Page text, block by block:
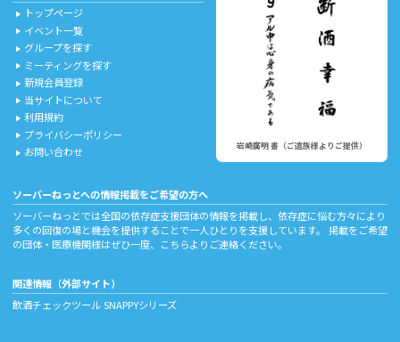
play_arrow トップページ
play_arrow イベント一覧
play_arrow グループを探す
play_arrow ミーティングを探す
play_arrow 新規会員登録
play_arrow 当サイトについて
play_arrow 利用規約
play_arrow プライバシーポリシー
play_arrow お問い合わせ 岩崎廣明 書（ご遺族様よりご提供）
ソーバーねっとへの情報掲載をご希望の方へ
ソーバーねっとでは全国の依存症支援団体の情報を掲載し、依存症に悩む方々により
多くの回復の場と機会を提供することで一人ひとりを支援しています。 掲載をご希望
の団体・医療機関様はぜひ一度、
こちらよりご連絡ください。
関連情報（外部サイト）
飲酒チェックツールSNAPPYシリーズ